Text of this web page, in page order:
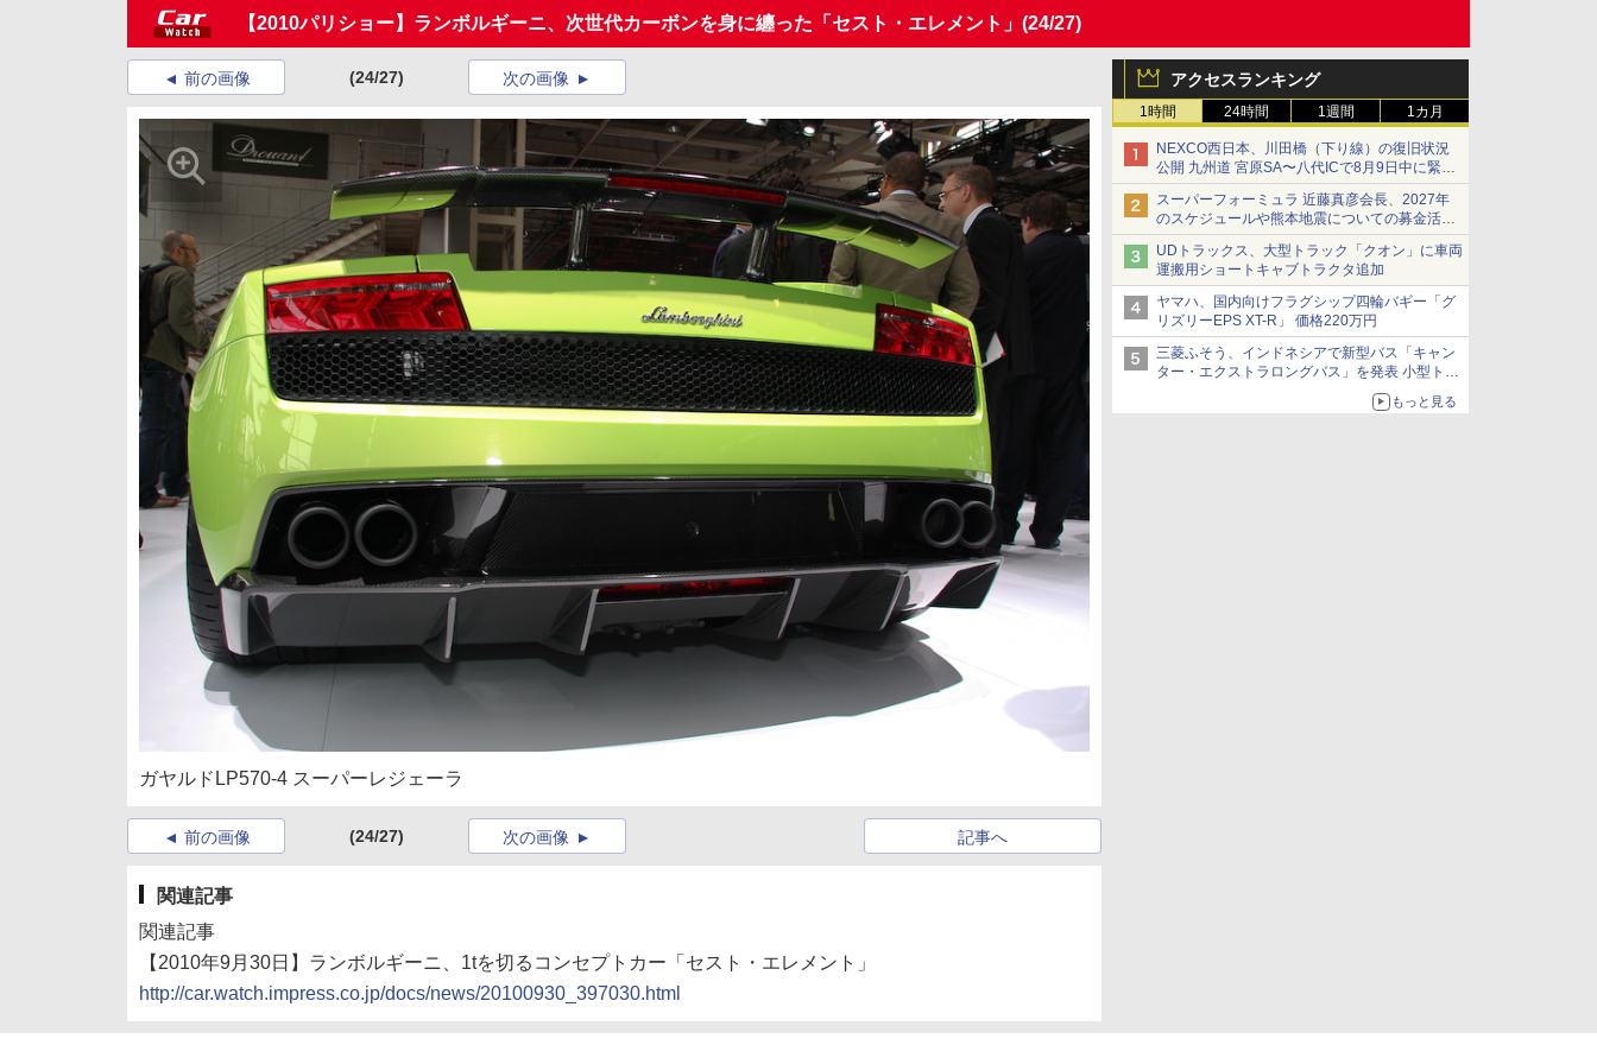
【2010パリショー】ランボルギーニ、次世代カーボンを身に纏った「セスト・エレメント」 (24/27)
アクセスランキング
1時間 24時間 1週間 1カ月
NEXCO西日本、川田橋（下り線）の復旧状況
公開 九州道 宮原SA〜八代ICで8月9日中に緊急
車両を通行可能に
スーパーフォーミュラ 近藤真彦会長、2027年
のスケジュールや熊本地震についての募金活動
を紹介
UDトラックス、大型トラック「クオン」に車両
運搬用ショートキャブトラクタ追加
ヤマハ、国内向けフラグシップ四輪バギー「グ
リズリーEPS XT-R」 価格220万円
三菱ふそう、インドネシアで新型バス「キャン
ター・エクストラロングバス」を発表 小型トラ
ックベースの観光・旅客輸送向けバス
もっと見る
前の画像 (24/27) 次の画像
ガヤルドLP570-4 スーパーレジェーラ
前の画像 (24/27) 記事へ
次の画像
関連記事
関連記事
【2010年9月30日】ランボルギーニ、1tを切るコンセプトカー「セスト・エレメント」
http://car.watch.impress.co.jp/docs/news/20100930_397030.html